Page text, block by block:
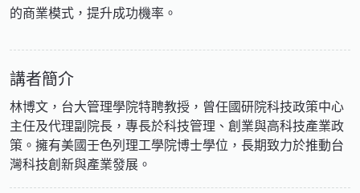
的商業模式，提升成功機率。
講者簡介
林博文，台大管理學院特聘教授，曾任國研院科技政策中心
主任及代理副院長，專長於科技管理、創業與高科技產業政
策。擁有美國壬色列理工學院博士學位，長期致力於推動台
灣科技創新與產業發展。